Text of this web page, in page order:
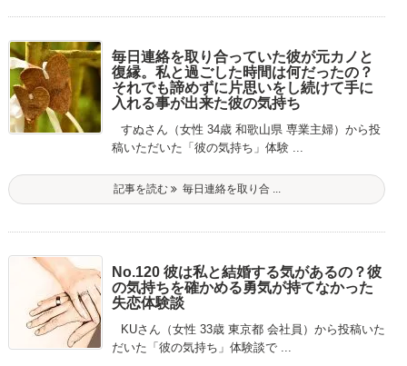
毎日連絡を取り合っていた彼が元カノと
復縁。私と過ごした時間は何だったの？
それでも諦めずに片思いをし続けて手に
入れる事が出来た彼の気持ち
すぬさん（女性 34歳 和歌山県 専業主婦）から投
稿いただいた「彼の気持ち」体験 ...
記事を読む 毎日連絡を取り合 ...
No.120 彼は私と結婚する気があるの？彼
の気持ちを確かめる勇気が持てなかった
失恋体験談
KUさん（女性 33歳 東京都 会社員）から投稿いた
だいた「彼の気持ち」体験談で ...